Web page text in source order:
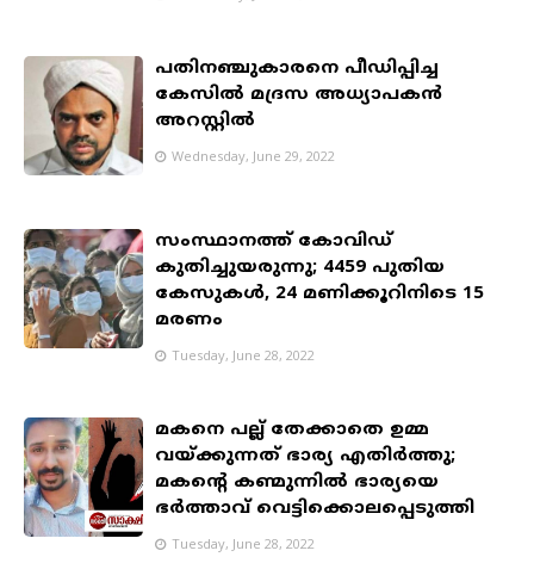
പതിനഞ്ചുകാരനെ പീഡിപ്പിച്ച
കേസിൽ മദ്രസ അധ്യാപകൻ
അറസ്റ്റിൽ
Wednesday, June 29, 2022
സംസ്ഥാനത്ത് കോവിഡ്
കുതിച്ചുയരുന്നു; 4459 പുതിയ
കേസുകൾ, 24 മണിക്കൂറിനിടെ 15
മരണം
Tuesday, June 28, 2022
മകനെ പല്ല് തേക്കാതെ ഉമ്മ
വയ്ക്കുന്നത് ഭാര്യ എതിർത്തു;
മകന്റെ കണ്മുന്നിൽ ഭാര്യയെ
ഭർത്താവ് വെട്ടിക്കൊലപ്പെടുത്തി
Tuesday, June 28, 2022